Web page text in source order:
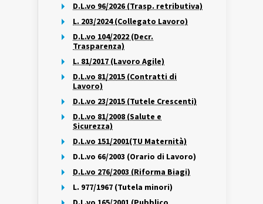
D.L.vo 96/2026 (Trasp. retributiva)
L. 203/2024 (Collegato Lavoro)
D.L.vo 104/2022 (Decr.
Trasparenza)
L. 81/2017 (Lavoro Agile)
D.L.vo 81/2015 (Contratti di
Lavoro)
D.L.vo 23/2015 (Tutele Crescenti)
D.L.vo 81/2008 (Salute e
Sicurezza)
D.L.vo 151/2001(TU Maternità)
D.L.vo 66/2003 (Orario di Lavoro)
D.L.vo 276/2003 (Riforma Biagi)
L. 977/1967 (Tutela minori)